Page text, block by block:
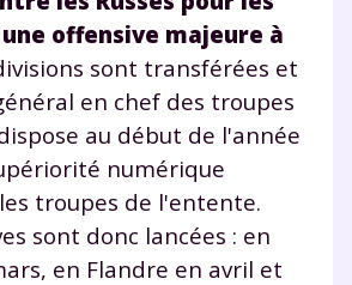
offensive majeure à
sont transférées et
en chef des troupes
au début de l'année
numérique
troupes de l'entente.
sont donc lancées : en
en Flandre en avril et